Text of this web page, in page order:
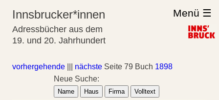
Innsbrucker*innen
Adressbücher aus dem
19. und 20. Jahrhundert
Menü ☰
vorhergehende nächste Seite 79 Buch 1898
Neue Suche:
Name Haus Firma Volltext